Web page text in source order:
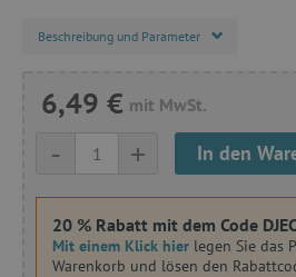
Beschreibung und Parameter
6,49 € mit MwSt.
+
- In den
20 % Rabatt mit dem Code
Mit einem Klick hier legen Sie das
Warenkorb und lösen den